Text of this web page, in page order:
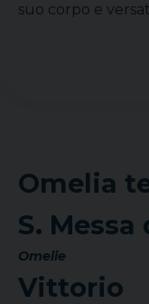
suo corpo e
Omelia
S. Messa
Omelie
Vittorio